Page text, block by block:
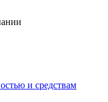
и средствам